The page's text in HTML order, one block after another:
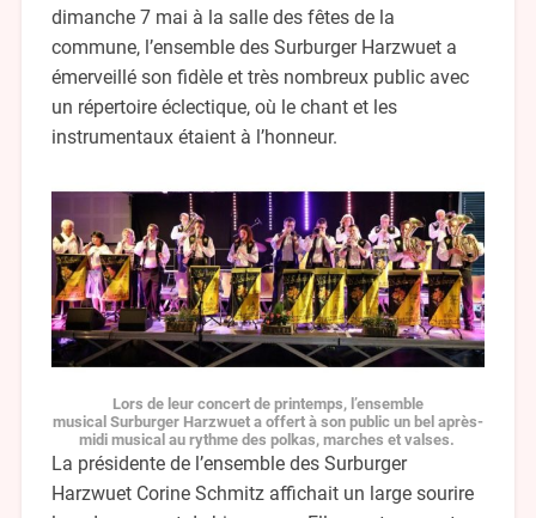
dimanche 7 mai à la salle des fêtes de la
commune, l’ensemble des Surburger Harzwuet a
émerveillé son fidèle et très nombreux public avec
un répertoire éclectique, où le chant et les
instrumentaux étaient à l’honneur.
Lors de leur concert de printemps, l’ensemble
musical Surburger Harzwuet a offert à son public un bel après-
midi musical au rythme des polkas, marches et valses.
La présidente de l’ensemble des Surburger
Harzwuet Corine Schmitz affichait un large sourire